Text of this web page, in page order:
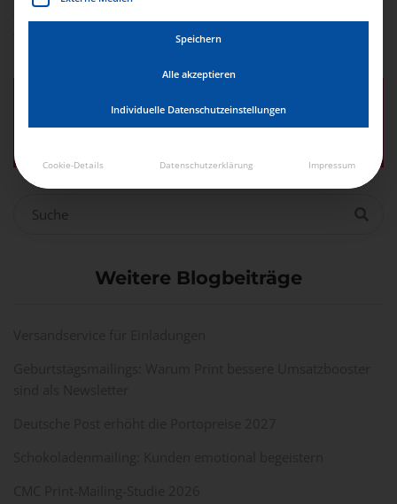
Sie müssen
für hochwertige Druckprodukte
Weitere Blogbeiträge
Speichern
Alle akzeptieren
Individuelle Datenschutzeinstellungen
Cookie-Details Datenschutzerklärung Impressum